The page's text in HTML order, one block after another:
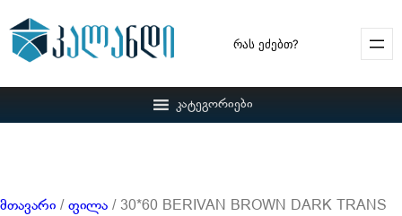
Search
კატეგორიები
მთავარი / ფილა / 30*60 BERIVAN BROWN DARK TRANS